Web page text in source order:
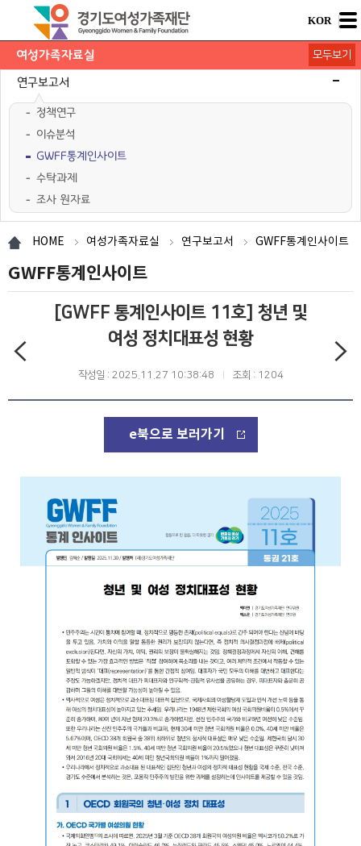
KOR
여성가족자료실
연구보고서
정책연구
이슈분석
GWFF통계인사이트
수탁과제
조사 원자료
학술행사자료
사업·교육 자료
경기여성가족통계
여성가족도서관 `여울`
모두보기
HOME 여성가족자료실 연구보고서 GWFF통계인사이트
GWFF통계인사이트
[GWFF 통계인사이트 11호] 청년 및
여성 정치대표성 현황
작성일 : 2025.11.27 10:38:48 조회 : 1204
e북으로 보러가기